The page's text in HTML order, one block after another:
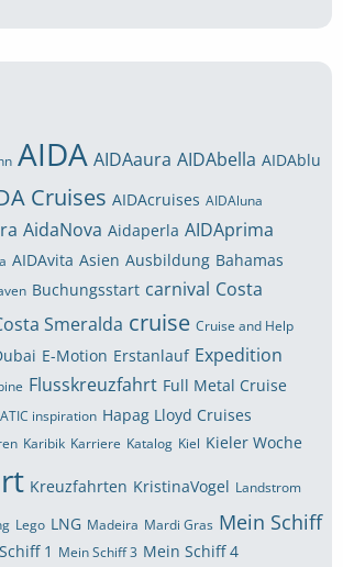
AIDA AIDAaura AIDAbella AIDAblu
Cruises AIDAcruises AIDAluna
AidaNova Aidaperla AIDAprima
AIDAvita Asien Ausbildung Bahamas
Buchungsstart carnival Costa
Smeralda cruise Cruise and Help
E-Motion Erstanlauf Expedition
Flusskreuzfahrt Full Metal Cruise
inspiration Hapag Lloyd Cruises
Karibik Karriere Katalog Kiel Kieler Woche
Kreuzfahrten KristinaVogel Landstrom
Lego LNG Madeira Mardi Gras Mein Schiff
1 Mein Schiff 3 Mein Schiff 4